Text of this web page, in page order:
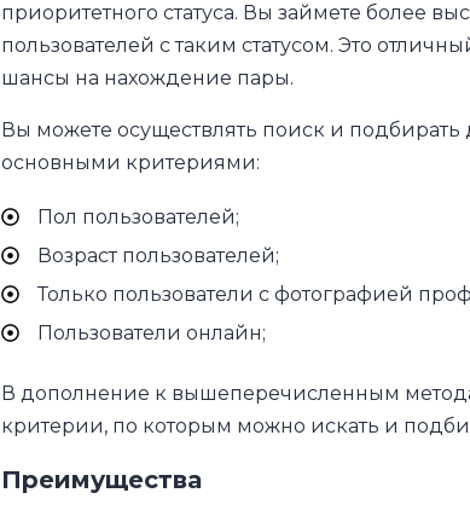
приоритетного статуса. Вы займете более
пользователей с таким статусом. Это
шансы на нахождение пары.
Вы можете осуществлять поиск и подбирать
основными критериями:
Пол пользователей;
Возраст пользователей;
Только пользователи с фотографией
Пользователи онлайн;
В дополнение к вышеперечисленным
критерии, по которым можно искать и
Преимущества